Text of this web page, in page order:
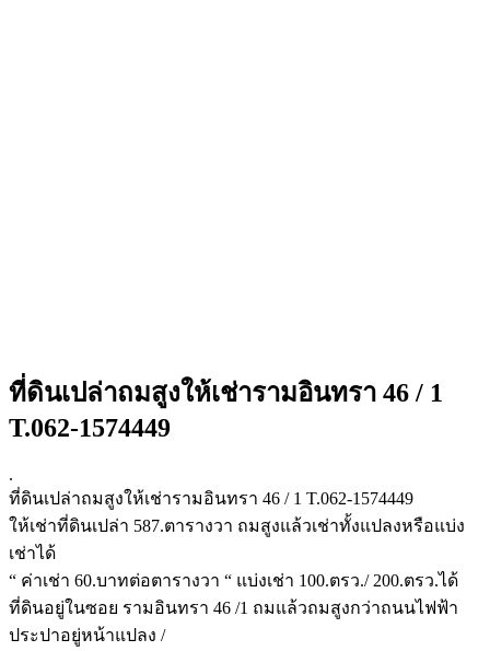
ที่ดินเปล่าถมสูงให้เช่ารามอินทรา 46 / 1
T.062-1574449
.
ที่ดินเปล่าถมสูงให้เช่ารามอินทรา 46 / 1 T.062-1574449
ให้เช่าที่ดินเปล่า 587.ตารางวา ถมสูงแล้วเช่าทั้งแปลงหรือแบ่ง
เช่าได้
“ ค่าเช่า 60.บาทต่อตารางวา “ แบ่งเช่า 100.ตรว./ 200.ตรว.ได้
ที่ดินอยู่ในซอย รามอินทรา 46 /1 ถมแล้วถมสูงกว่าถนนไฟฟ้า
ประปาอยู่หน้าแปลง /